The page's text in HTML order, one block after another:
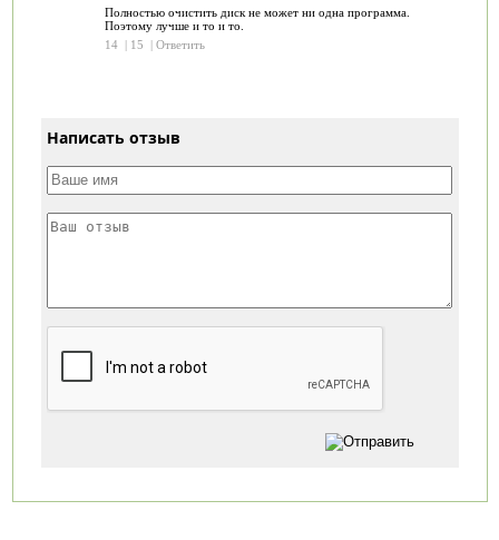
Полностью очистить диск не может ни одна программа.
Поэтому лучше и то и то.
14 | 15 | Ответить
Написать отзыв